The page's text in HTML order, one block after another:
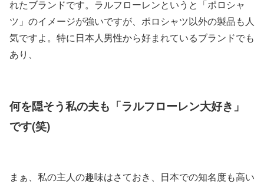
れたブランドです。ラルフローレンというと「ポロシャ
ツ」のイメージが強いですが、ポロシャツ以外の製品も人
気ですよ。特に日本人男性から好まれているブランドでも
あり、
何を隠そう私の夫も「ラルフローレン大好き」
です(笑)
まぁ、私の主人の趣味はさておき、日本での知名度も高い